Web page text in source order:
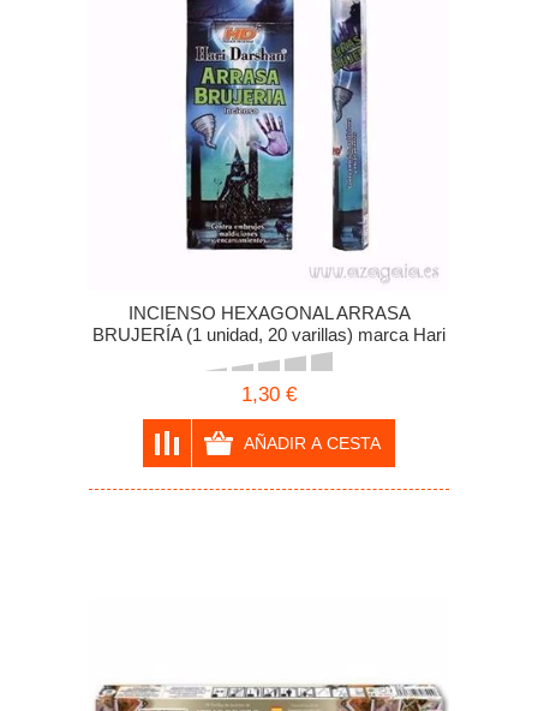
INCIENSO HEXAGONAL ARRASA
BRUJERÍA (1 unidad, 20 varillas) marca Hari
Darshan
1,30 €